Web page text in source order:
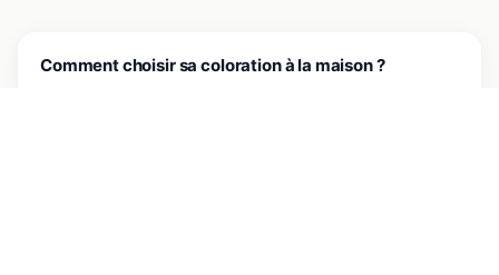
JE CHANGE DE COULEUR
Comment choisir sa coloration à la maison ?